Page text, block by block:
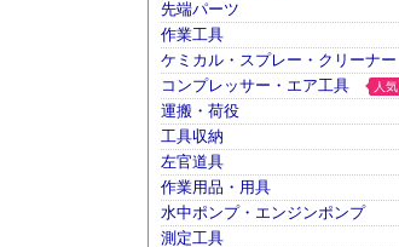
先端パーツ
作業工具
ケミカル・スプレー・クリーナー
コンプレッサー・エア工具
人気
運搬・荷役
工具収納
左官道具
作業用品・用具
水中ポンプ・エンジンポンプ
測定工具